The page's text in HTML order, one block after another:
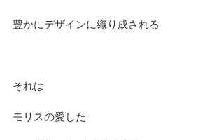
豊かにデザインに織り成される
それは
モリスの愛した